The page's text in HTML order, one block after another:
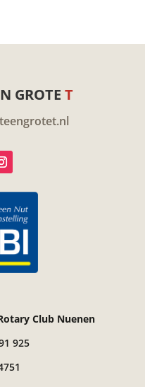
GROTET
Club Nuenen
925